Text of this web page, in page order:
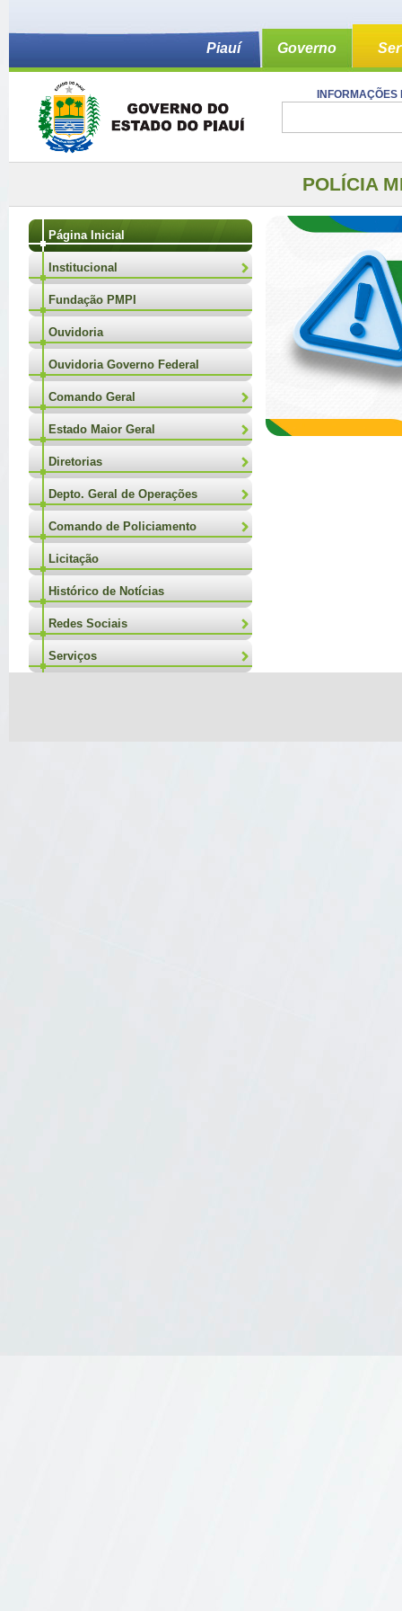
Piauí Governo
POLÍCIA
Página Inicial
Institucional
Fundação PMPI
Ouvidoria
Ouvidoria Governo Federal
Comando Geral
Estado Maior Geral
Diretorias
Depto. Geral de Operações
Comando de Policiamento
Licitação
Histórico de Notícias
Redes Sociais
Serviços